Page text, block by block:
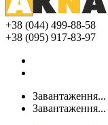
+38 (044) 499-88-58
+38 (095) 917-83-97
Завантаження...
Завантаження...